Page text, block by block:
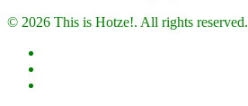
© 2026 This is Hotze!. All rights reserved.